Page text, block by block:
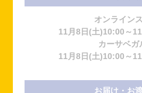
オンライン
11月8日(土)10:00～
カーサベガ
11月8日(土)10:00～
お届け・お